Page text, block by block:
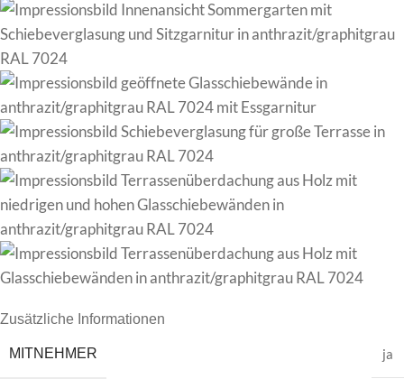
Zusätzliche Informationen
MITNEHMER ja